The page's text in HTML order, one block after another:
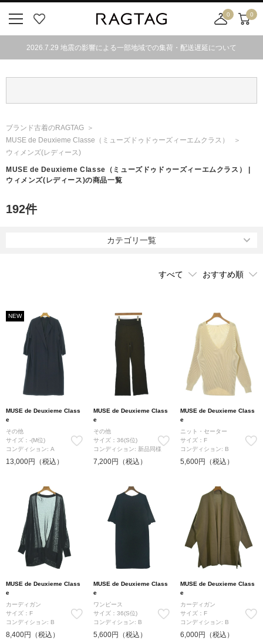
気
0
舗
カ
0
2026.7.29 地震の影響による一部地域での集荷・配送遅延について
ブランド古着のRAGTAG
MUSE de Deuxieme Classe （ミューズドゥドゥーズィーエムクラス）
ウィメンズ(レディース)
MUSE de Deuxieme Classe （ミューズドゥドゥーズィーエムクラス）
ウィメンズ(レディース)の商品一覧
192件
カテゴリ一覧
NEW
MUSE de Deuxieme Class
e
その他
サイズ：-(M位)
コンディション: A
13,000円（税込）
MUSE de Deuxieme Class
e
その他
サイズ：36(S位)
コンディション: 新品同様
7,200円（税込）
MUSE de Deuxieme Class
e
ニット・セーター
サイズ：F
コンディション: B
5,600円（税込）
MUSE de Deuxieme Class
e
カーディガン
サイズ：F
コンディション: B
8,400円（税込）
MUSE de Deuxieme Class
e
ワンピース
サイズ：36(S位)
コンディション: B
5,600円（税込）
MUSE de Deuxieme Class
e
カーディガン
サイズ：F
コンディション: B
6,000円（税込）